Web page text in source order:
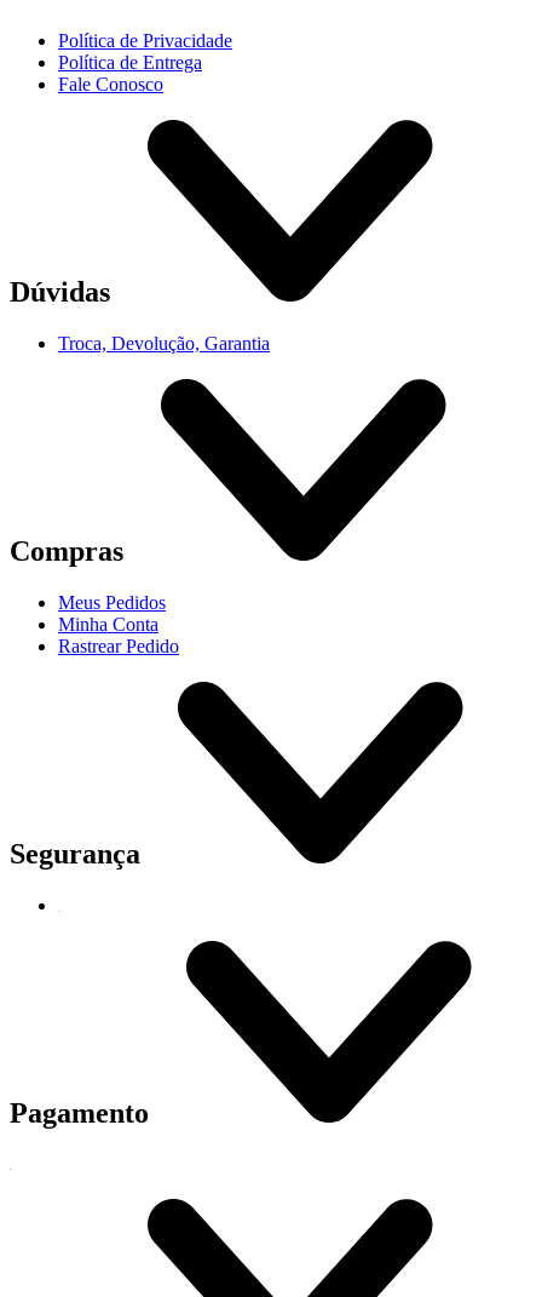
Política de Privacidade
Política de Entrega
Fale Conosco
Dúvidas
Troca, Devolução, Garantia
Compras
Meus Pedidos
Minha Conta
Rastrear Pedido
Segurança
Pagamento